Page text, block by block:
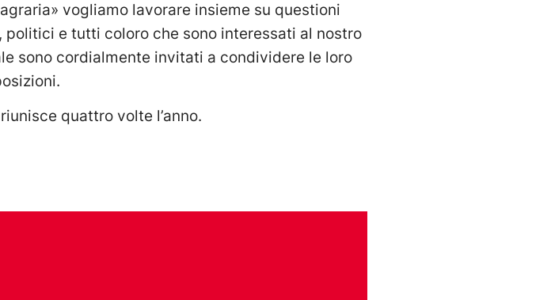
vogliamo lavorare insieme su questioni
e tutti coloro che sono interessati al nostro
sono cordialmente invitati a condividere le loro
quattro volte l’anno.